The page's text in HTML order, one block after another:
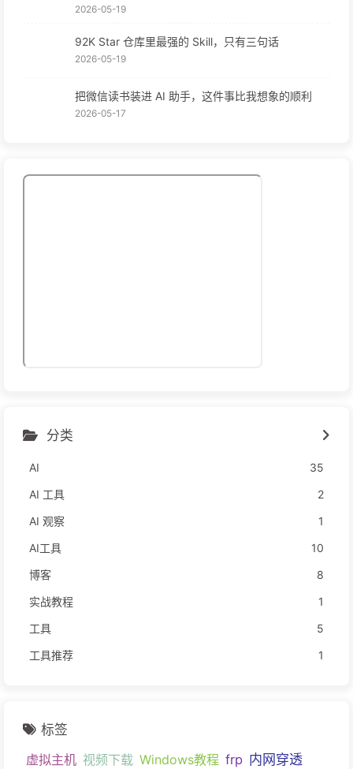
2026-05-19
92K Star 仓库里最强的 Skill，只有三句话
2026-05-19
把微信读书装进 AI 助手，这件事比我想象的顺利
2026-05-17
分类
AI
35
AI 工具
2
AI 观察
1
AI工具
10
博客
8
实战教程
1
工具
5
工具推荐
1
标签
虚拟主机 视频下载 Windows教程 frp 内网穿透